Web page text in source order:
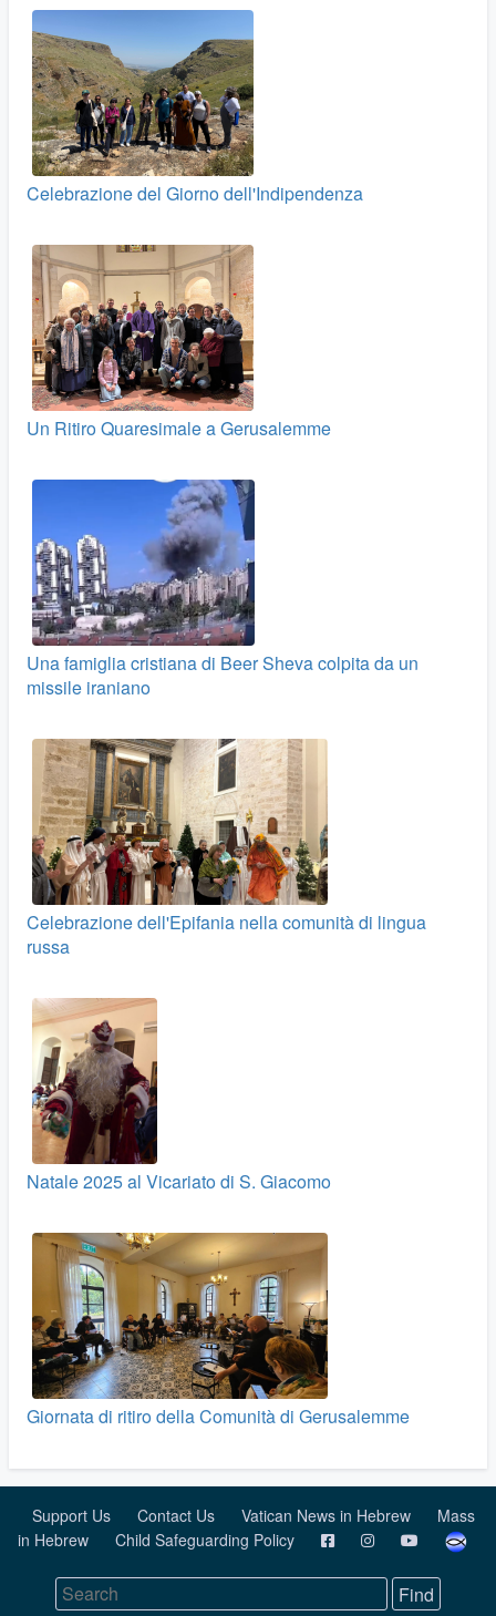
Celebrazione del Giorno dell'Indipendenza
Un Ritiro Quaresimale a Gerusalemme
Una famiglia cristiana di Beer Sheva colpita da un
missile iraniano
Celebrazione dell'Epifania nella comunità di lingua
russa
Natale 2025 al Vicariato di S. Giacomo
Giornata di ritiro della Comunità di Gerusalemme
Support Us Contact Us Vatican News in Hebrew
Mass
in Hebrew
Child Safeguarding Policy